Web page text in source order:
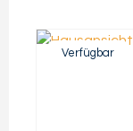
Verfügbar